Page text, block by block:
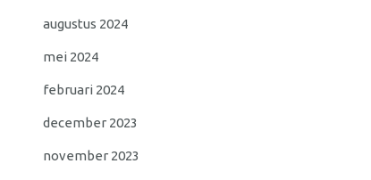
augustus 2024
mei 2024
februari 2024
december 2023
november 2023